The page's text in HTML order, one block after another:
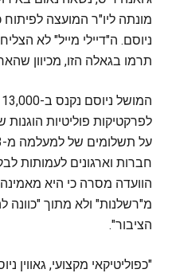
מונתה ליו"ר המועצה לפיתוח
ניוסם. ה"דיילי מייל" לא
תרמו בגאלה הזו, מכיוון
לפרקטיקות פוליטיות הוגנות
הוועדה מסרה כי היא
מ"רשלנות" ולא מתוך "כוונה
הציבור".
"כפוליטיקאי מקצועי, גאווין